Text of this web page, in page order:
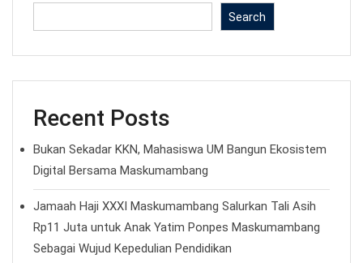
Search
Recent Posts
Bukan Sekadar KKN, Mahasiswa UM Bangun Ekosistem
Digital Bersama Maskumambang
Jamaah Haji XXXI Maskumambang Salurkan Tali Asih
Rp11 Juta untuk Anak Yatim Ponpes Maskumambang
Sebagai Wujud Kepedulian Pendidikan